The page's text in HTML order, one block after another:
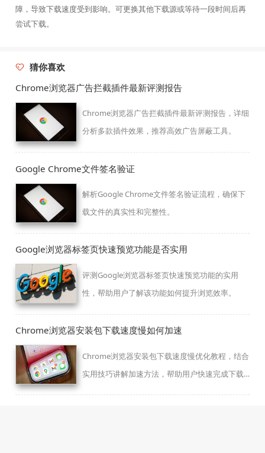
障，导致下载速度受到影响。可更换其他下载源或等待一段时间后再
尝试下载。
猜你喜欢
Chrome浏览器广告拦截插件最新评测报告
Chrome浏览器广告拦截插件最新评测报告，详细
分析多款插件效果，推荐高效广告屏蔽工具。
Google Chrome文件签名验证
解析Google Chrome文件签名验证流程，确保下
载文件的真实性和完整性。
Google浏览器标签页快速预览功能是否实用
评测Google浏览器标签页快速预览功能的实用
性，帮助用户了解该功能如何提升浏览效率。
Chrome浏览器安装包下载速度慢如何加速
Chrome浏览器安装包下载速度慢优化教程，结合
实用技巧讲解加速方法，帮助用户快速完成下载